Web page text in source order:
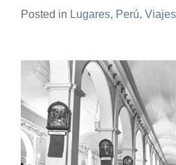
Posted in Lugares, Perú, Viajes